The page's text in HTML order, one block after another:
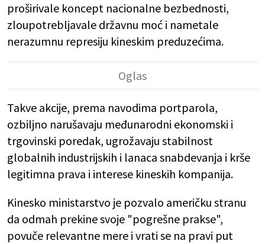
proširivale koncept nacionalne bezbednosti,
zloupotrebljavale državnu moć i nametale
nerazumnu represiju kineskim preduzećima.
Takve akcije, prema navodima portparola,
ozbiljno narušavaju međunarodni ekonomski i
trgovinski poredak, ugrožavaju stabilnost
globalnih industrijskih i lanaca snabdevanja i krše
legitimna prava i interese kineskih kompanija.
Kinesko ministarstvo je pozvalo američku stranu
da odmah prekine svoje "pogrešne prakse",
povuče relevantne mere i vrati se na pravi put